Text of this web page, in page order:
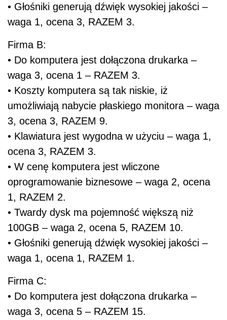
• Głośniki generują dźwięk wysokiej jakości –
waga 1, ocena 3, RAZEM 3.
Firma B:
• Do komputera jest dołączona drukarka –
waga 3, ocena 1 – RAZEM 3.
• Koszty komputera są tak niskie, iż
umożliwiają nabycie płaskiego monitora – waga
3, ocena 3, RAZEM 9.
• Klawiatura jest wygodna w użyciu – waga 1,
ocena 3, RAZEM 3.
• W cenę komputera jest wliczone
oprogramowanie biznesowe – waga 2, ocena
1, RAZEM 2.
• Twardy dysk ma pojemność większą niż
100GB – waga 2, ocena 5, RAZEM 10.
• Głośniki generują dźwięk wysokiej jakości –
waga 1, ocena 1, RAZEM 1.
Firma C:
• Do komputera jest dołączona drukarka –
waga 3, ocena 5 – RAZEM 15.